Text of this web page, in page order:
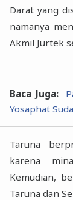
Darat yang
namanya
Akmil Jurtek
Baca Juga:
Yosaphat
Taruna
karena
Kemudian,
Taruna dan